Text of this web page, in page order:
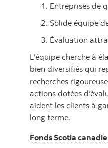
Entreprises de
Solide équipe
Évaluation
L’équipe cherche à
bien diversifiés qui
recherches
actions dotées
aident les clients à
long terme.
Fonds Scotia